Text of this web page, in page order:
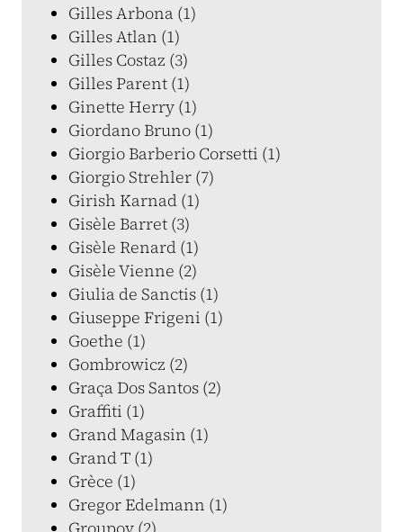
Gilles Arbona (1)
Gilles Atlan (1)
Gilles Costaz (3)
Gilles Parent (1)
Ginette Herry (1)
Giordano Bruno (1)
Giorgio Barberio Corsetti (1)
Giorgio Strehler (7)
Girish Karnad (1)
Gisèle Barret (3)
Gisèle Renard (1)
Gisèle Vienne (2)
Giulia de Sanctis (1)
Giuseppe Frigeni (1)
Goethe (1)
Gombrowicz (2)
Graça Dos Santos (2)
Graffiti (1)
Grand Magasin (1)
Grand T (1)
Grèce (1)
Gregor Edelmann (1)